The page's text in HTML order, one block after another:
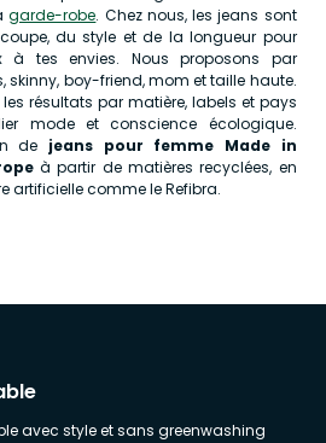
garde-robe. Chez nous, les jeans sont
du style et de la longueur pour
à tes envies. Nous proposons par
skinny, boy-friend, mom et taille haute.
résultats par matière, labels et pays
mode et conscience écologique.
de jeans pour femme Made in
à partir de matières recyclées, en
artificielle comme le Refibra.
avec style et sans greenwashing